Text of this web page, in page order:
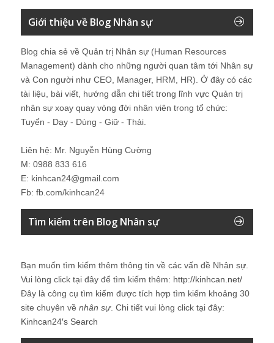
Giới thiệu về Blog Nhân sự
Blog chia sẻ về Quản trị Nhân sự (Human Resources
Management) dành cho những người quan tâm tới Nhân sự
và Con người như CEO, Manager, HRM, HR). Ở đây có các
tài liệu, bài viết, hướng dẫn chi tiết trong lĩnh vực Quản trị
nhân sự xoay quay vòng đời nhân viên trong tổ chức:
Tuyển - Dạy - Dùng - Giữ - Thải.
Liên hệ: Mr. Nguyễn Hùng Cường
M: 0988 833 616
E: kinhcan24@gmail.com
Fb: fb.com/kinhcan24
Tìm kiếm trên Blog Nhân sự
Bạn muốn tìm kiếm thêm thông tin về các vấn đề Nhân sự
Vui lòng click tại đây để tìm kiếm thêm: http://kinhcan.net/
Đây là công cụ tìm kiếm được tích hợp tìm kiếm khoảng 30
site chuyên về nhân sự. Chi tiết vui lòng click tại đây:
Kinhcan24′s Search